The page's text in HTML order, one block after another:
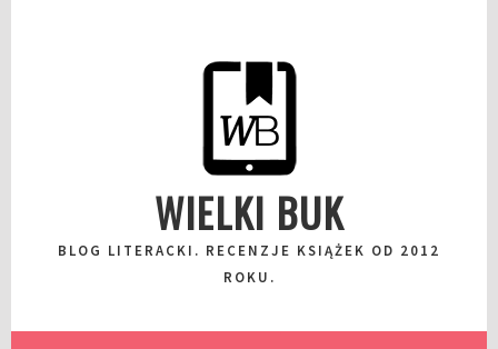
WIELKI BUK
BLOG LITERACKI. RECENZJE KSIĄŻEK OD 2012
ROKU.